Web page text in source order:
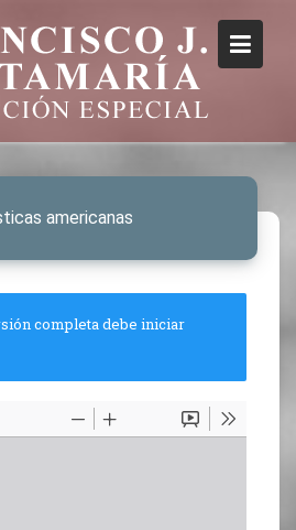
americanas
completa debe iniciar